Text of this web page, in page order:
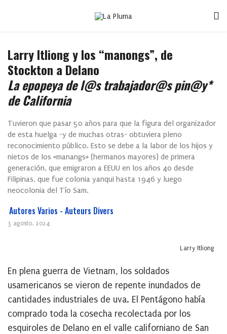
Larry Itliong y los “manongs”, de
Stockton a Delano
La epopeya de l@s trabajador@s pin@y*
de California
Tuvieron que pasar 50 años para que la figura del organizador
de esta huelga -y de muchas otras- obtuviera pleno
reconocimiento público. Esto se debe a la labor de los hijos y
nietos de los «manangs» (hermanos mayores) de primera
generación, que emigraron a EEUU en los años 40 desde
Filipinas, que fue colonia yanqui hasta 1946 y luego
neocolonia del Tío Sam.
Autores Varios - Auteurs Divers
3 agosto, 2024
Larry Itliong
En plena guerra de Vietnam, los soldados
usamericanos se vieron de repente inundados de
cantidades industriales de uva. El Pentágono había
comprado toda la cosecha recolectada por los
esquiroles de Delano en el valle californiano de San